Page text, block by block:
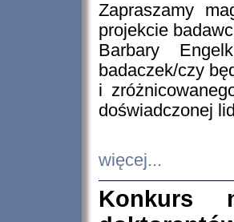
Zapraszamy
projekcie
Barbary
badaczek/czy
i
doświadczonej
więcej...
Konkurs